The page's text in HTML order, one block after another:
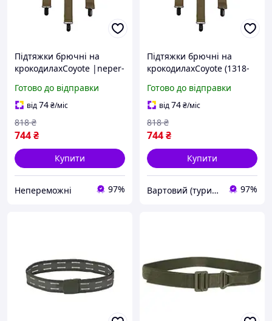
Підтяжки брючні на
крокодилахCoyote |neper-
Готово до відправки
від74₴/міс
744₴
818 ₴
Купити
Непереможні 97%
Підтяжки брючні на
крокодилахCoyote (1318-
Готово до відправки
від74₴/міс
744₴
818 ₴
Купити
Вартовий (туризм, полювання та кемпінг) 97%